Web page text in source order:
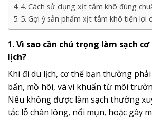
4. Cách sử dụng xịt tắm khô đúng
5. Gợi ý sản phẩm xịt tắm khô tiện lợi
1. Vì sao cần chú trọng làm sạch
lịch?
Khi đi du lịch, cơ thể bạn thường
bẩn, mồ hôi, và vi khuẩn từ môi
Nếu không được làm sạch thường
tắc lỗ chân lông, nổi mụn, hoặc gây